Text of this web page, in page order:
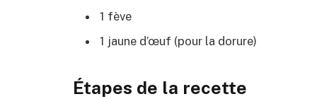
1 fève
1 jaune d’œuf (pour la dorure)
Étapes de la recette